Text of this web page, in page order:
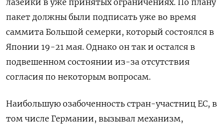
пакет должны были подписать уже во время
саммита Большой семерки, который состоялся в
Японии 19-21 мая. Однако он так и остался в
подвешенном состоянии из-за отсутствия
согласия по некоторым вопросам.
Наибольшую озабоченность стран-участниц ЕС, в
том числе Германии, вызывал механизм,